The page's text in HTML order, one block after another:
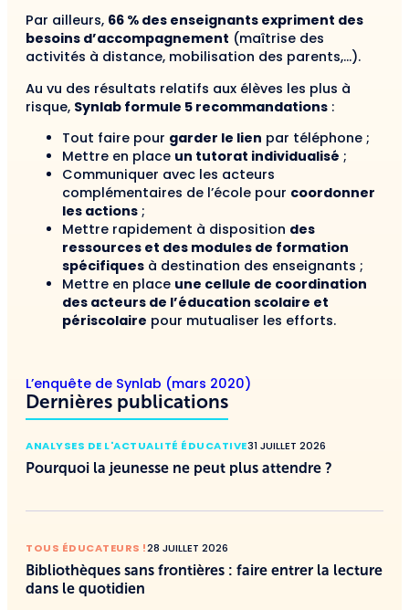
Par ailleurs, 66 % des enseignants expriment des
besoins d’accompagnement (maîtrise des
activités à distance, mobilisation des parents,…).
Au vu des résultats relatifs aux élèves les plus à
risque, Synlab formule 5 recommandations :
Tout faire pour garder le lien par téléphone ;
Mettre en place un tutorat individualisé ;
Communiquer avec les acteurs
complémentaires de l’école pour coordonner
les actions ;
Mettre rapidement à disposition des
ressources et des modules de formation
spécifiques à destination des enseignants ;
Mettre en place une cellule de coordination
des acteurs de l’éducation scolaire et
périscolaire pour mutualiser les efforts.
L’enquête de Synlab (mars 2020)
Dernières publications
ANALYSES DE L'ACTUALITÉ ÉDUCATIVE31 JUILLET 2026
Pourquoi la jeunesse ne peut plus attendre ?
TOUS ÉDUCATEURS !28 JUILLET 2026
Bibliothèques sans frontières : faire entrer la lecture
dans le quotidien